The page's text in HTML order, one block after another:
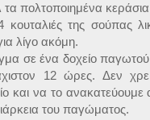
πολτοποιημένα
της σούπας
λίγο ακόμη.
σε ένα δοχείο
12 ώρες. Δεν
και να το ανακατεύουμε
του παγώματος.